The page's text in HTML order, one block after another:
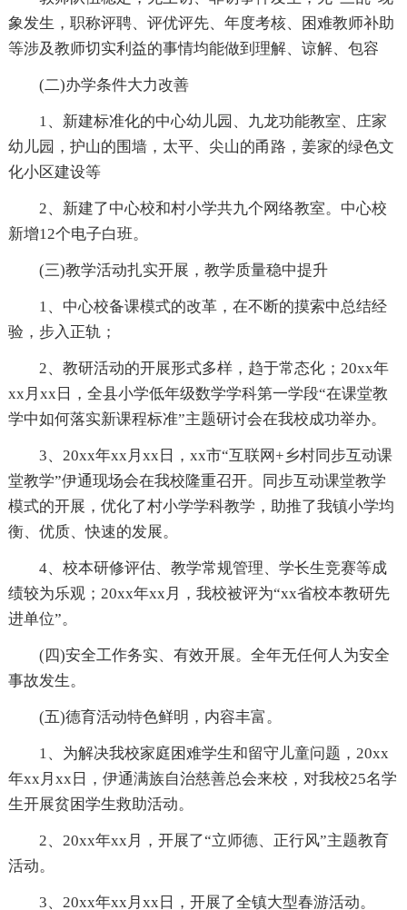
象发生，职称评聘、评优评先、年度考核、困难教师补助
等涉及教师切实利益的事情均能做到理解、谅解、包容
(二)办学条件大力改善
1、新建标准化的中心幼儿园、九龙功能教室、庄家
幼儿园，护山的围墙，太平、尖山的甬路，姜家的绿色文
化小区建设等
2、新建了中心校和村小学共九个网络教室。中心校
新增12个电子白班。
(三)教学活动扎实开展，教学质量稳中提升
1、中心校备课模式的改革，在不断的摸索中总结经
验，步入正轨；
2、教研活动的开展形式多样，趋于常态化；20xx年
xx月xx日，全县小学低年级数学学科第一学段“在课堂教
学中如何落实新课程标准”主题研讨会在我校成功举办。
3、20xx年xx月xx日，xx市“互联网+乡村同步互动课
堂教学”伊通现场会在我校隆重召开。同步互动课堂教学
模式的开展，优化了村小学学科教学，助推了我镇小学均
衡、优质、快速的发展。
4、校本研修评估、教学常规管理、学长生竞赛等成
绩较为乐观；20xx年xx月，我校被评为“xx省校本教研先
进单位”。
(四)安全工作务实、有效开展。全年无任何人为安全
事故发生。
(五)德育活动特色鲜明，内容丰富。
1、为解决我校家庭困难学生和留守儿童问题，20xx
年xx月xx日，伊通满族自治慈善总会来校，对我校25名学
生开展贫困学生救助活动。
2、20xx年xx月，开展了“立师德、正行风”主题教育
活动。
3、20xx年xx月xx日，开展了全镇大型春游活动。